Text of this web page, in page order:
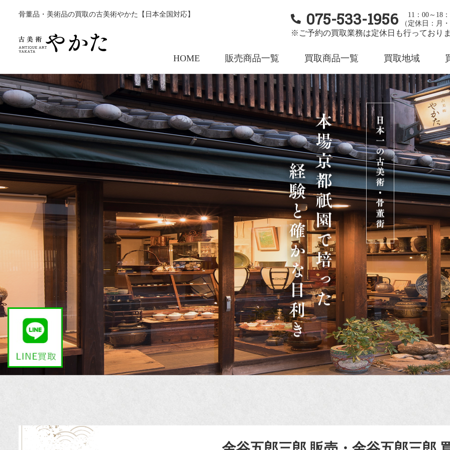
骨董品・美術品の買取の古美術やかた【日本全国対応】 075-533-1956
11：00～18
（定休日：月
※ご予約の買取業務は定休日も行っており
HOME 販売商品一覧 買取商品一覧 買取地域